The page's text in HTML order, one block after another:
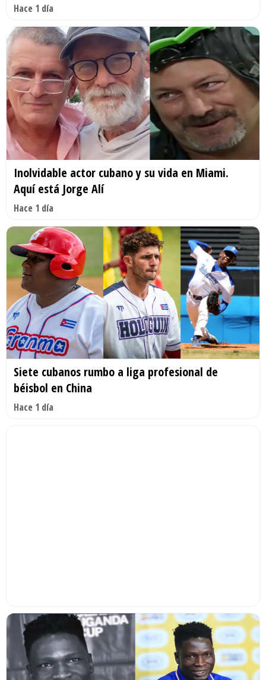
Hace 1 día
Inolvidable actor cubano y su vida en Miami.
Aquí está Jorge Alí
Hace 1 día
Siete cubanos rumbo a liga profesional de
béisbol en China
Hace 1 día